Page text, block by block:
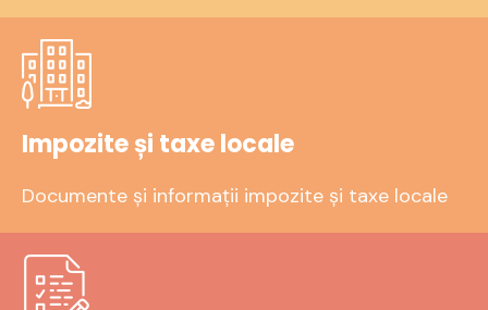
Impozite și taxe locale
Documente și informații impozite și taxe locale